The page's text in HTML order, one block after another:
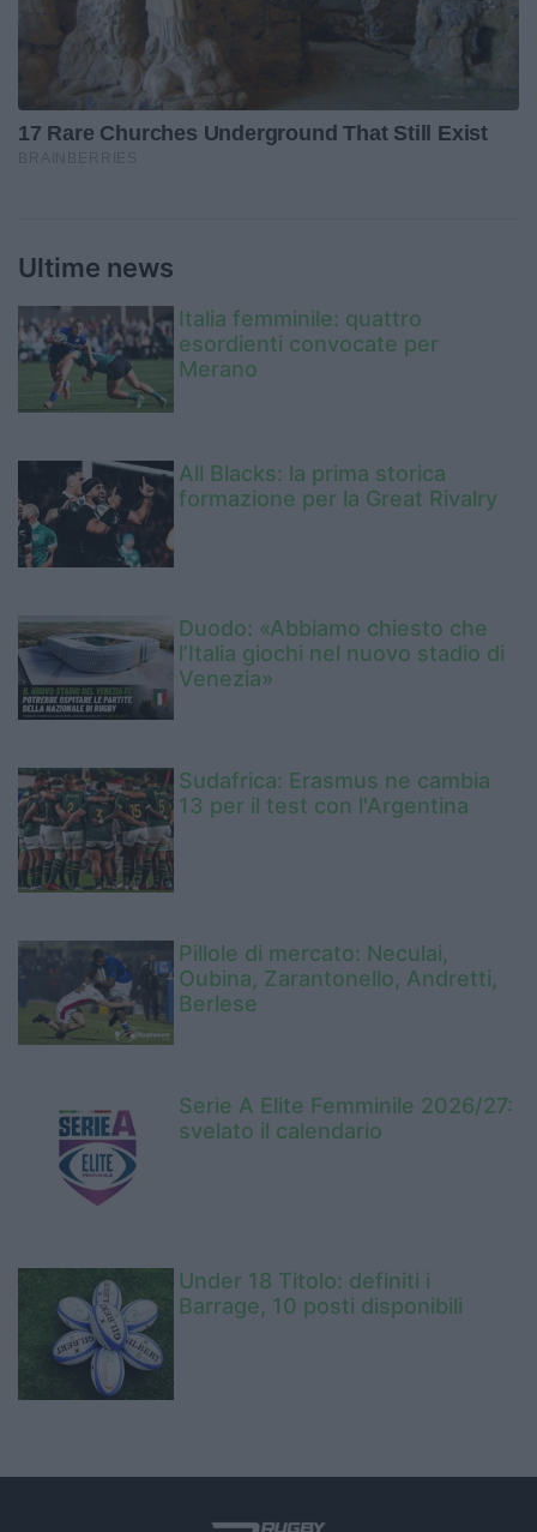
Ultime news
Italia femminile: quattro
esordienti convocate per
Merano
All Blacks: la prima storica
formazione per la Great Rivalry
Duodo: «Abbiamo chiesto che
l’Italia giochi nel nuovo stadio di
Venezia»
Sudafrica: Erasmus ne cambia
13 per il test con l'Argentina
Pillole di mercato: Neculai,
Oubina, Zarantonello, Andretti,
Berlese
Serie A Elite Femminile 2026/27:
svelato il calendario
Under 18 Titolo: definiti i
Barrage, 10 posti disponibili